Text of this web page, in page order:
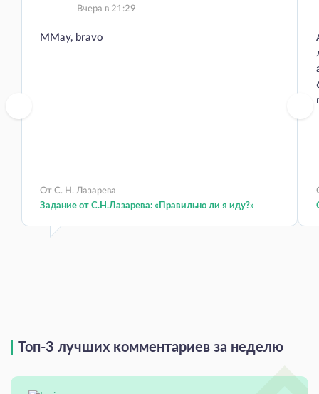
Вчера в 21:29
MMay, bravo
От С. Н. Лазарева
Задание от С.Н.Лазарева: «Правильно ли я иду?»
Топ-3 лучших комментариев за неделю